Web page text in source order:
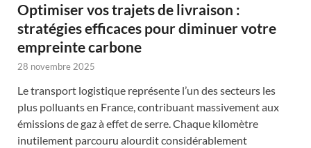
Optimiser vos trajets de livraison :
stratégies efficaces pour diminuer votre
empreinte carbone
28 novembre 2025
Le transport logistique représente l’un des secteurs les
plus polluants en France, contribuant massivement aux
émissions de gaz à effet de serre. Chaque kilomètre
inutilement parcouru alourdit considérablement